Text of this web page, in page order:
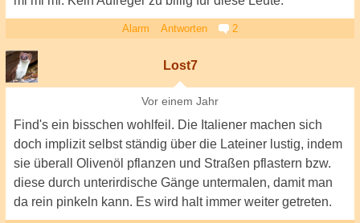
Alarm Antworten 2
Lost7
Vor einem Jahr
Find's ein bisschen wohlfeil. Die Italiener machen sich
doch implizit selbst ständig über die Lateiner lustig, indem
sie überall Olivenöl pflanzen und Straßen pflastern bzw.
diese durch unterirdische Gänge untermalen, damit man
da rein pinkeln kann. Es wird halt immer weiter getreten.